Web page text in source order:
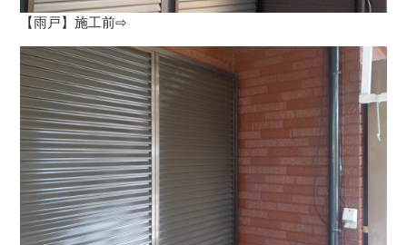
【雨戸】施工前⇨